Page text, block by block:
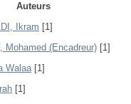
Auteurs
Ikram [1]
Mohamed (Encadreur) [1]
Walaa[1]
[1]